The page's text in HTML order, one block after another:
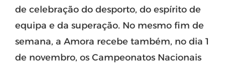
de celebração do desporto, do espírito de
equipa e da superação. No mesmo fim de
semana, a Amora recebe também, no dia 1
de novembro, os Campeonatos Nacionais